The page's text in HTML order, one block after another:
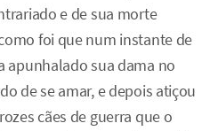
e de sua morte
foi que num instante de
apunhalado sua dama no
de se amar, e depois atiçou
cães de guerra que o